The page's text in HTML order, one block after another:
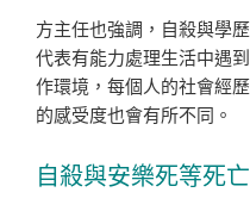
方主任也強調，自殺與學
代表有能力處理生活中遇
作環境，每個人的社會經
的感受度也會有所不同。
自殺與安樂死等死